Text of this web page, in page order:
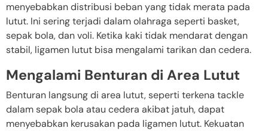
menyebabkan distribusi beban yang tidak merata pada
lutut. Ini sering terjadi dalam olahraga seperti basket,
sepak bola, dan voli. Ketika kaki tidak mendarat dengan
stabil, ligamen lutut bisa mengalami tarikan dan cedera.
Mengalami Benturan di Area Lutut
Benturan langsung di area lutut, seperti terkena tackle
dalam sepak bola atau cedera akibat jatuh, dapat
menyebabkan kerusakan pada ligamen lutut. Kekuatan